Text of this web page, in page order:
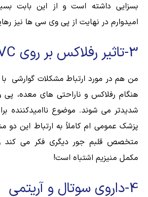
بسزایی داشته است و از این بابت
امیدوارم در نهایت از پی وی سی ها نیز
3-تاثیر رفلاکس بر روی PVC
هنگام رفلاکس و ناراحتی های معده،
شدیدتر می شوند. موضوع ناامیدکننده
پزشک عمومی ام کاملاً به ارتباط این دو
متخصص قلبم جور دیگری فکر می
مکمل منیزیم اشتباه است!
4-داروی سوتال و آریتمی